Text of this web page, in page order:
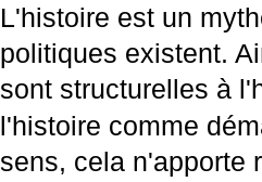
L'histoire est un
politiques existent.
sont structurelles à
l'histoire comme
sens, cela n'apporte